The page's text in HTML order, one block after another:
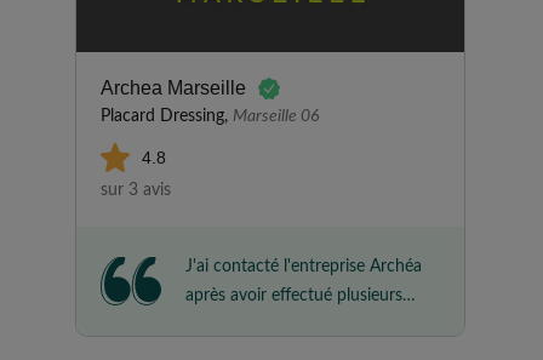
Archea Marseille
Placard Dressing, Marseille 06
4.8
sur 3 avis
J'ai contacté l'entreprise Archéa
après avoir effectué plusieurs